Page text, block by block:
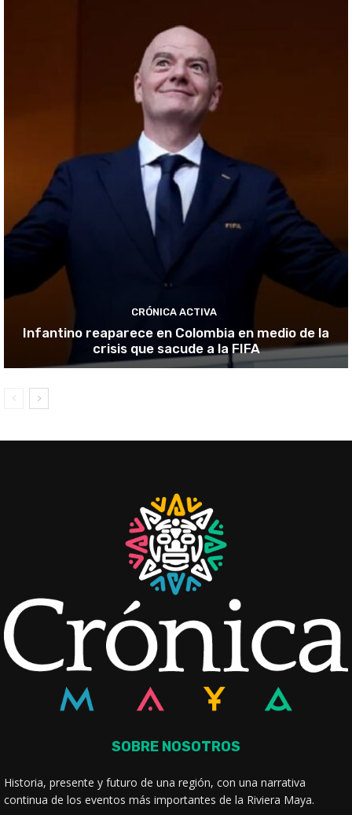
CRÓNICA ACTIVA
Infantino reaparece en Colombia en medio de la
crisis que sacude a la FIFA
SOBRE NOSOTROS
Historia, presente y futuro de una región, con una narrativa
continua de los eventos más importantes de la Riviera Maya.